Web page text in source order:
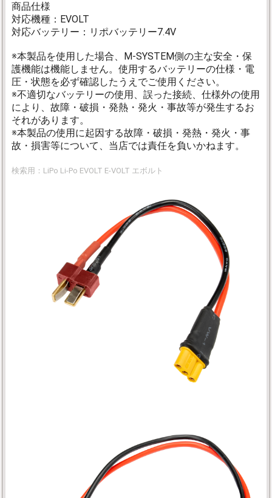
商品仕様
対応機種：EVOLT
対応バッテリー：リポバッテリー7.4V
※本製品を使用した場合、M-SYSTEM側の主な安全・保
護機能は機能しません。使用するバッテリーの仕様・電
圧・状態を必ず確認したうえでご使用ください。
※不適切なバッテリーの使用、誤った接続、仕様外の使用
により、故障・破損・発熱・発火・事故等が発生するお
それがあります。
※本製品の使用に起因する故障・破損・発熱・発火・事
故・損害等について、当店では責任を負いかねます。
検索用：LiPo Li-Po EVOLT E-VOLT エボルト